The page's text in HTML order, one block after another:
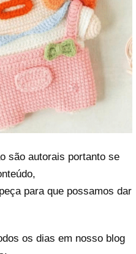
são autorais portanto se
para que possamos dar
os dias em nosso blog